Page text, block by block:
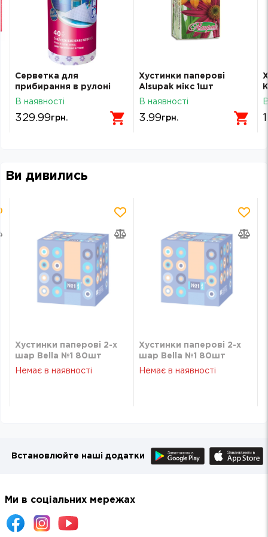
Серветка для
прибирання в рулоні
York 40шт 021100
В наявності
329.99грн.
Хустинки паперові
Alsupak мікс 1шт
В наявності
3.99грн.
Ви дивились
Хустинки паперові 2-х
шар Bella №1 80шт
Немає в наявності
Хустинки паперові 2-х
шар Bella №1 80шт
Немає в наявності
Встановлюйте наші додатки
Ми в соціальних мережах